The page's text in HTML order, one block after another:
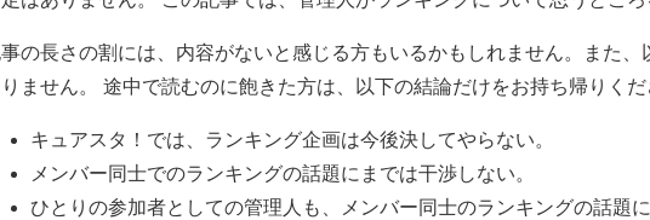
の長さの割には、内容がないと感じる方もいるかもしれません。また
ません。 途中で読むのに飽きた方は、以下の結論だけをお持ち帰りくだ
キュアスタ！では、ランキング企画は今後決してやらない。
メンバー同士でのランキングの話題にまでは干渉しない。
ひとりの参加者としての管理人も、メンバー同士のランキングの話題